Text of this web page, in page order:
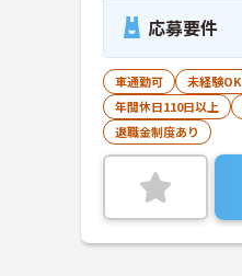
応募要件
車通勤可 未経験OK
年間休日110日以上
退職金制度あり